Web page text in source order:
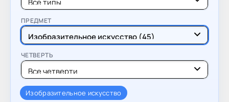
ПРЕДМЕТ
ЧЕТВЕРТЬ
Изобразительное искусство